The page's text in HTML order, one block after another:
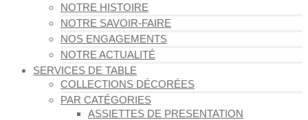
NOTRE HISTOIRE
NOTRE SAVOIR-FAIRE
NOS ENGAGEMENTS
NOTRE ACTUALITÉ
SERVICES DE TABLE
COLLECTIONS DÉCORÉES
PAR CATÉGORIES
ASSIETTES DE PRESENTATION